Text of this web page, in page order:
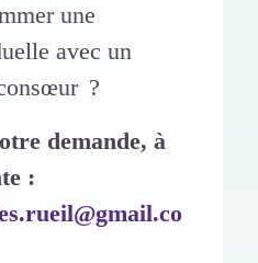
une
avec un
?
demande, à
: